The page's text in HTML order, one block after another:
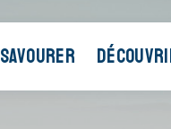
SAVOURER